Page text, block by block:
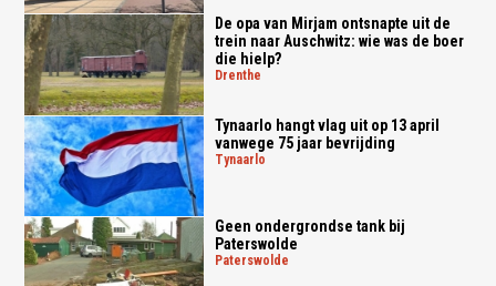
De opa van Mirjam ontsnapte uit de
trein naar Auschwitz: wie was de boer
die hielp?
drenthe
Tynaarlo hangt vlag uit op 13 april
vanwege 75 jaar bevrijding
tynaarlo
Geen ondergrondse tank bij
Paterswolde
paterswolde